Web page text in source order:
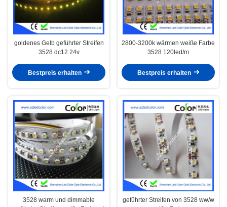
goldenes Gelb geführter Streifen
3528 dc12 24v
Bestpreis erhalten
2800-3200k wärmen weiße Farbe
3528 120led/m
Bestpreis erhalten
3528 warm und dimmable
geführter Streifen von 3528 ww/w